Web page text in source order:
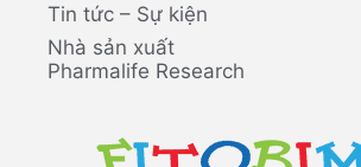
Tin tức – Sự kiện
Nhà sản xuất
Pharmalife Research